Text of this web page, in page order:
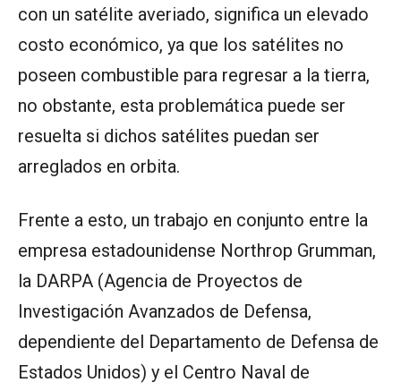
con un satélite averiado, significa un elevado
costo económico, ya que los satélites no
poseen combustible para regresar a la tierra,
no obstante, esta problemática puede ser
resuelta si dichos satélites puedan ser
arreglados en orbita.
Frente a esto, un trabajo en conjunto entre la
empresa estadounidense Northrop Grumman,
la DARPA (Agencia de Proyectos de
Investigación Avanzados de Defensa,
dependiente del Departamento de Defensa de
Estados Unidos) y el Centro Naval de